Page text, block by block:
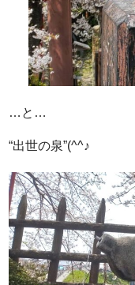
…と…
“出世の泉”(^^♪